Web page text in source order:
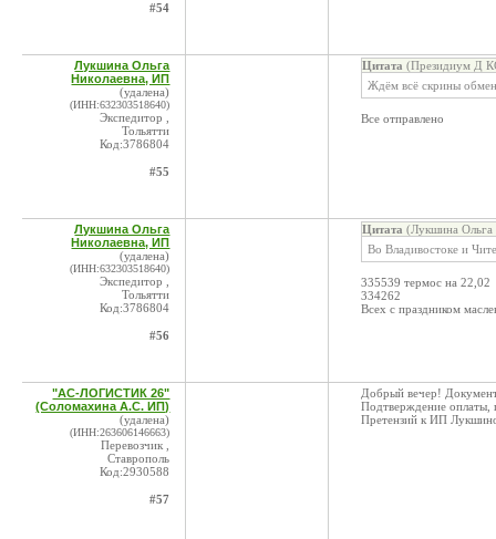
#54
Лукшина Ольга
Николаевна, ИП
(удалена)
(ИНН:632303518640)
Экспедитор ,
Тольятти
Код:3786804
#55
Цитата (Президиум Д
Ждём всё скрины
Все отправлено
Лукшина Ольга
Николаевна, ИП
(удалена)
(ИНН:632303518640)
Экспедитор ,
Тольятти
Код:3786804
#56
Цитата (Лукшина
Во Владивостоке и
335539 термос на 22,02
334262
Всех с праздником
"АС-ЛОГИСТИК 26"
(Соломахина А.С. ИП)
(удалена)
(ИНН:263606146663)
Перевозчик ,
Ставрополь
Код:2930588
#57
Добрый вечер!
Подтверждение оплаты,
Претензий к ИП